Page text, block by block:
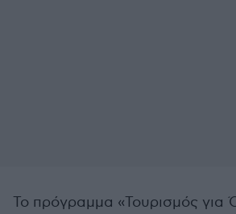
Το πρόγραμμα «Τουρισμός για